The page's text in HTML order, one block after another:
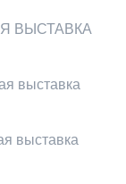
ВЫСТАВКА
выставка
выставка